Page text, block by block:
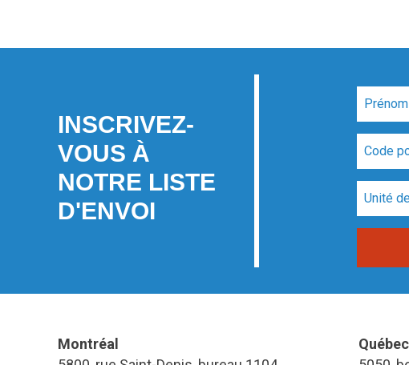
INSCRIVEZ-
VOUS À
NOTRE LISTE
D'ENVOI
Montréal
Québec